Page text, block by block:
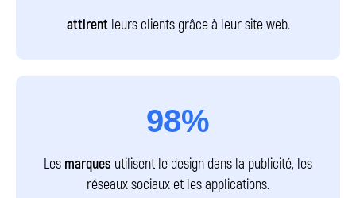
attirent leurs clients grâce à leur site web.
98%
Les marques utilisent le design dans la publicité, les
réseaux sociaux et les applications.
Envoyer une demande
l’emploi